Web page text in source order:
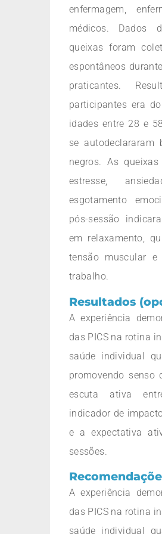
enfermagem,
médicos. Dados
queixas foram
espontâneos
praticantes.
participantes era
idades entre 28 e
se autodeclararam
negros. As
estresse,
esgotamento
pós-sessão
em relaxamento,
tensão muscular
trabalho.
Resultados
A experiência
das PICS na rotina
saúde individual
promovendo senso
escuta ativa
indicador de
e a expectativa
sessões.
A experiência
das PICS na rotina
saúde individual